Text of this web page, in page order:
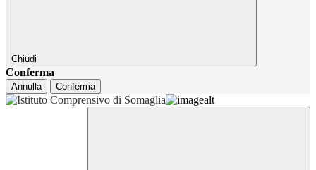
Chiudi
Conferma
Annulla Conferma